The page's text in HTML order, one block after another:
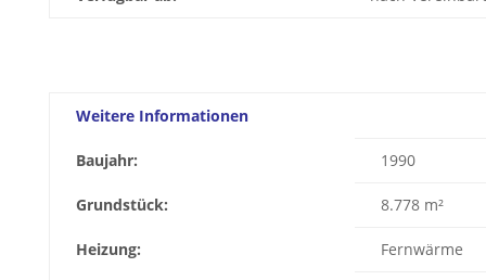
Weitere Informationen
Baujahr: 1990
Grundstück: 8.778 m²
Heizung: Fernwärme